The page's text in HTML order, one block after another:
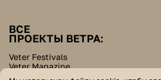
ВСЕ
ПРОЕКТЫ ВЕТРА:
Veter Festivals
Veter Magazine